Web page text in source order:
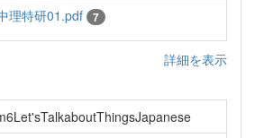
理特研01.pdf 7
詳細を表示